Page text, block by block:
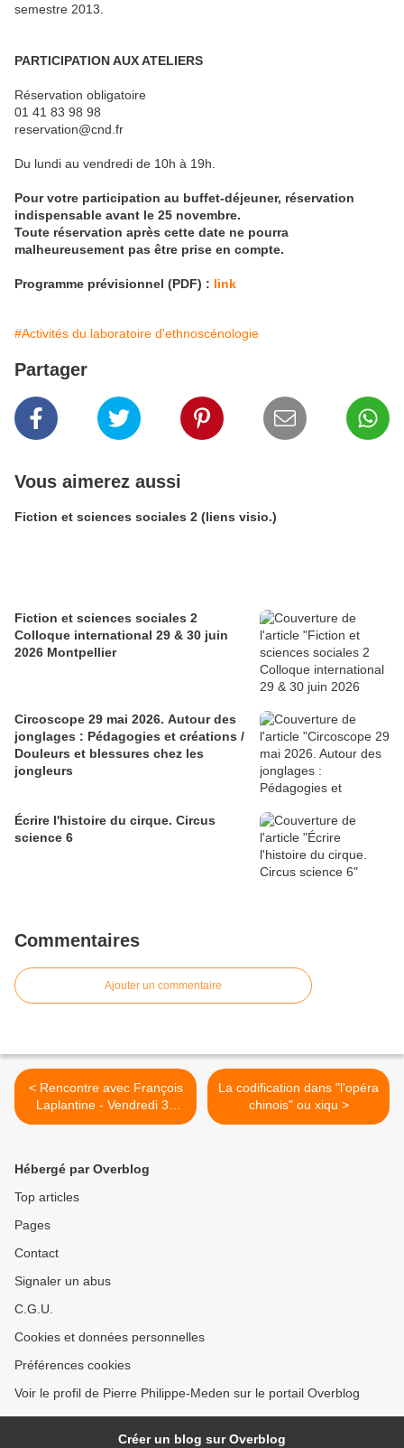
semestre 2013.
PARTICIPATION AUX ATELIERS
Réservation obligatoire
01 41 83 98 98
reservation@cnd.fr
Du lundi au vendredi de 10h à 19h.
Pour votre participation au buffet-déjeuner, réservation
indispensable avant le 25 novembre.
Toute réservation après cette date ne pourra
malheureusement pas être prise en compte.
Programme prévisionnel (PDF) : link
#Activités du laboratoire d'ethnoscénologie
Partager
Vous aimerez aussi
Fiction et sciences sociales 2 (liens visio.)
Fiction et sciences sociales 2
Colloque international 29 & 30 juin
2026 Montpellier
Circoscope 29 mai 2026. Autour des
jonglages : Pédagogies et créations /
Douleurs et blessures chez les
jongleurs
Écrire l'histoire du cirque. Circus
science 6
Commentaires
Ajouter un commentaire
< Rencontre avec François
Laplantine - Vendredi 30
novembre 2012
La codification dans "l'opéra
chinois" ou xiqu >
Hébergé par Overblog
Top articles
Pages
Contact
Signaler un abus
C.G.U.
Cookies et données personnelles
Préférences cookies
Voir le profil de Pierre Philippe-Meden sur le portail Overblog
Créer un blog sur Overblog